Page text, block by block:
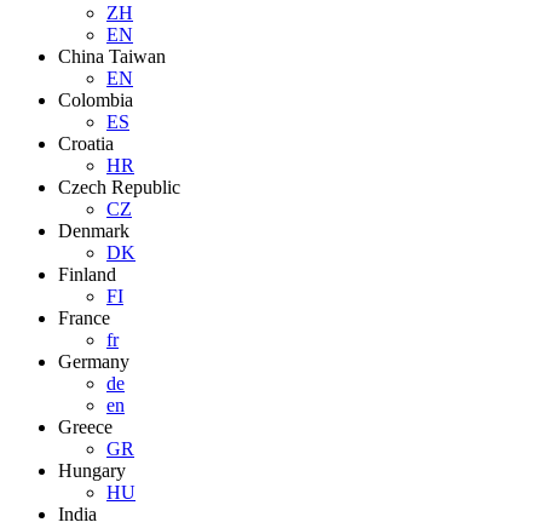
ZH
EN
China Taiwan
EN
Colombia
ES
Croatia
HR
Czech Republic
CZ
Denmark
DK
Finland
FI
France
fr
Germany
de
en
Greece
GR
Hungary
HU
India